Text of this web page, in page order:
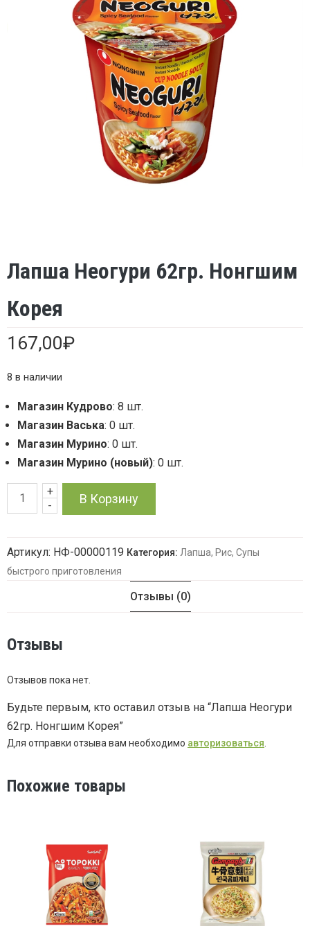
Лапша Неогури 62гр. Нонгшим
Корея
167,00₽
8 в наличии
Магазин Кудрово: 8 шт.
Магазин Васька: 0 шт.
Магазин Мурино: 0 шт.
Магазин Мурино (новый): 0 шт.
-
Количество
Лапша
Нонгшим
Корея
+
В Корзину
Артикул: НФ-00000119 Категория: Лапша, Рис, Супы
быстрого приготовления
Отзывы (0)
Отзывы
Отзывов пока нет.
Будьте первым, кто оставил отзыв на “Лапша Неогури
62гр. Нонгшим Корея”
Для отправки отзыва вам необходимо авторизоваться
Похожие товары